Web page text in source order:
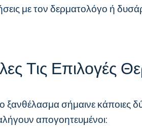
με τον δερματολόγο ή
Τις Επιλογές
σήμαινε κάποιες
απογοητευμένοι: